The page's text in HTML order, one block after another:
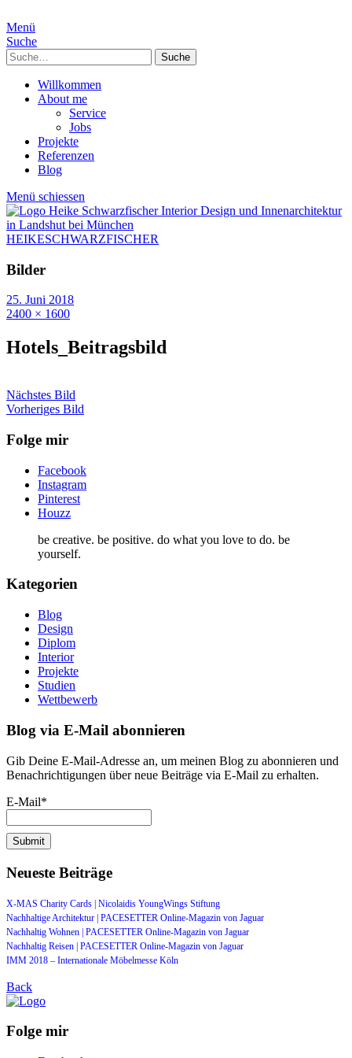
Menü
Suche
Suche
Willkommen
About me
Service
Jobs
Projekte
Referenzen
Blog
Menü schiessen
HEIKESCHWARZFISCHER
Bilder
25. Juni 2018
2400 × 1600
Hotels_Beitragsbild
Nächstes Bild
Vorheriges Bild
Folge mir
Facebook
Instagram
Pinterest
Houzz
be creative. be positive. do what you love to do. be
yourself.
Kategorien
Blog
Design
Diplom
Interior
Projekte
Studien
Wettbewerb
Blog via E-Mail abonnieren
Gib Deine E-Mail-Adresse an, um meinen Blog zu abonnieren und
Benachrichtigungen über neue Beiträge via E-Mail zu erhalten.
E-Mail*
Neueste Beiträge
X-MAS Charity Cards | Nicolaidis YoungWings Stiftung
Nachhaltige Architektur | PACESETTER Online-Magazin von Jaguar
Nachhaltig Wohnen | PACESETTER Online-Magazin von Jaguar
Nachhaltig Reisen | PACESETTER Online-Magazin von Jaguar
IMM 2018 – Internationale Möbelmesse Köln
Back
Folge mir